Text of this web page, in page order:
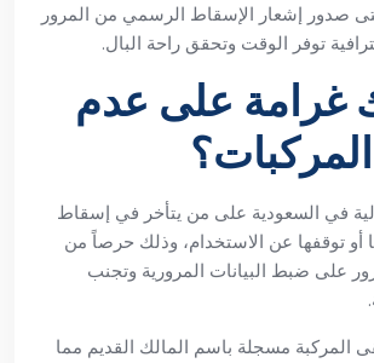
صدور إشعار الإسقاط الرسمي من المرور
توفر الوقت وتحقق راحة البال.
غرامة على عدم
في السعودية على من يتأخر في إسقاط
أو توقفها عن الاستخدام، وذلك حرصاً من
على ضبط البيانات المرورية وتجنب
المركبة مسجلة باسم المالك القديم مما